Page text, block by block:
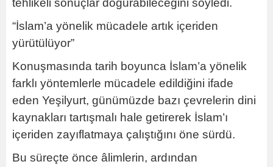
“İslam’a yönelik mücadele artık içeriden
yürütülüyor”
Konuşmasında tarih boyunca İslam’a yönelik
farklı yöntemlerle mücadele edildiğini ifade
eden Yeşilyurt, günümüzde bazı çevrelerin dini
kaynakları tartışmalı hale getirerek İslam’ı
içeriden zayıflatmaya çalıştığını öne sürdü.
Bu süreçte önce âlimlerin, ardından